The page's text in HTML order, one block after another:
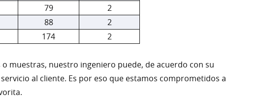
79
2
88
2
174 2
muestras, nuestro ingeniero puede, de acuerdo con su
al cliente. Es por eso que estamos comprometidos a